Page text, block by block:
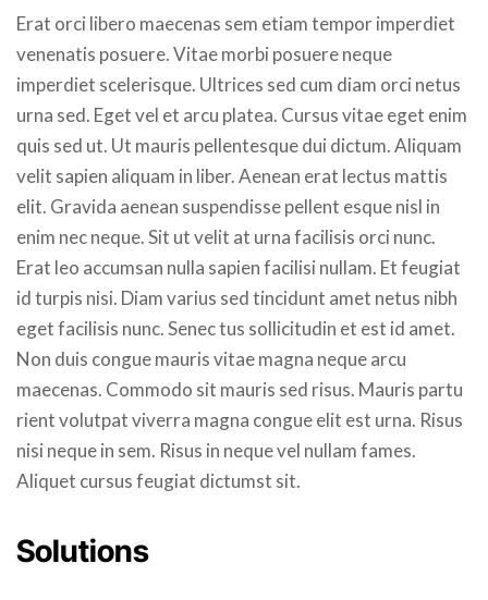
Erat orci libero maecenas sem etiam tempor imperdiet
venenatis posuere. Vitae morbi posuere neque
imperdiet scelerisque. Ultrices sed cum diam orci netus
urna sed. Eget vel et arcu platea. Cursus vitae eget enim
quis sed ut. Ut mauris pellentesque dui dictum. Aliquam
velit sapien aliquam in liber. Aenean erat lectus mattis
elit. Gravida aenean suspendisse pellent esque nisl in
enim nec neque. Sit ut velit at urna facilisis orci nunc.
Erat leo accumsan nulla sapien facilisi nullam. Et feugiat
id turpis nisi. Diam varius sed tincidunt amet netus nibh
eget facilisis nunc. Senec tus sollicitudin et est id amet.
Non duis congue mauris vitae magna neque arcu
maecenas. Commodo sit mauris sed risus. Mauris partu
rient volutpat viverra magna congue elit est urna. Risus
nisi neque in sem. Risus in neque vel nullam fames.
Aliquet cursus feugiat dictumst sit.
Solutions